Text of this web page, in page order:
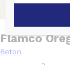
Flamco
Beton